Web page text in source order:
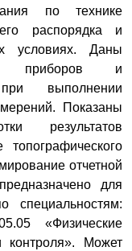
по технике
распорядка и
условиях. Даны
приборов и
выполнении
Показаны
результатов
топографического
отчетной
для
специальностям:
«Физические
контроля». Может